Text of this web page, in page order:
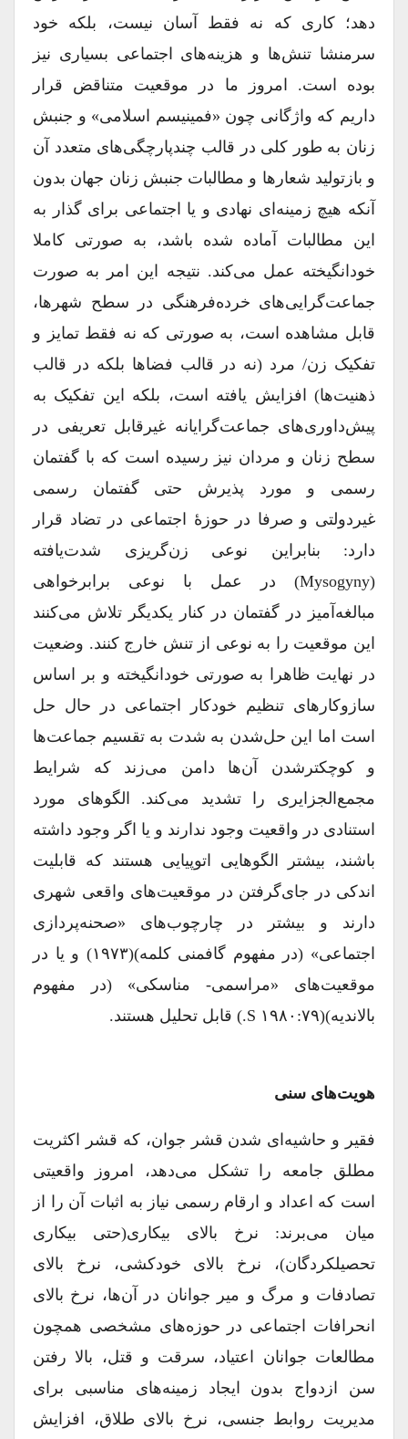
دهد؛ کاری که نه فقط آسان نیست، بلکه خود
سر‌منشا تنش‌ها و هزینه‌های اجتماعی بسیاری نیز
بوده است. امروز ما در موقعیت متناقض قرار
داریم که واژگانی چون «فمینیسم اسلامی» و جنبش
زنان به طور کلی در قالب چند‌پارچگی‌های متعدد آن
و بازتولید شعارها و مطالبات جنبش زنان جهان بدون
آنکه هیچ زمینه‌ای نهادی و یا اجتماعی برای گذار به
این مطالبات آماده شده باشد، به صورتی کاملا
خود‌انگیخته عمل می‌کند. نتیجه این امر به صورت
جماعت‌گرایی‌های خرده‌فرهنگی در سطح شهرها،
قابل مشاهده است، به صورتی که نه فقط تمایز و
تفکیک زن/ مرد (نه در قالب فضا‌ها بلکه در قالب
ذهنیت‌ها) افزایش یافته است، بلکه این تفکیک به
پیش‌داوری‌های جماعت‌گرایانه غیر‌قابل تعریفی در
سطح زنان و مردان نیز رسیده است که با گفتمان
رسمی و مورد پذیرش حتی گفتمان رسمی
غیر‌دولتی و صرفا در حوزۀ اجتماعی در تضاد قرار
دارد: بنابراین نوعی زن‌گریزی شدت‌یافته
(mysogyny) در عمل با نوعی برابر‌خواهی
مبالغه‌آمیز در گفتمان در کنار یکدیگر تلاش می‌کنند
این موقعیت را به نوعی از تنش خارج کنند. وضعیت
در نهایت ظاهرا به صورتی خود‌انگیخته و بر اساس
سازوکارهای تنظیم خودکار اجتماعی در حال حل
است اما این حل‌شدن به شدت به تقسیم جماعت‌ها
و کوچکتر‌شدن آن‌ها دامن می‌زند که شرایط
مجمع‌الجزایری را تشدید می‌کند. الگوهای مورد
استنادی در واقعیت وجود ندارند و یا اگر وجود داشته
باشند، بیشتر الگوهایی اتوپیایی هستند که قابلیت
اندکی در جای‌گرفتن در موقعیت‌های واقعی شهری
دارند و بیشتر در چارچوب‌های «صحنه‌پردازی
اجتماعی» (در مفهوم گافمنی کلمه)(۱۹۷۳) و یا در
موقعیت‌های «مراسمی- مناسکی» (در مفهوم
بالاندیه)(۱۹۸۰:۷۹ S.) قابل تحلیل هستند.
هویت‌های سنی
فقیر و حاشیه‌ای شدن قشر جوان، که قشر اکثریت
مطلق جامعه را تشکل می‌دهد، امروز واقعیتی
است که اعداد و ارقام رسمی نیاز به اثبات آن را از
میان می‌برند: نرخ بالای بیکاری(حتی بیکاری
تحصیلکردگان)، نرخ بالای خودکشی، نرخ بالای
تصادفات و مرگ و میر جوانان در آن‌ها، نرخ بالای
انحرافات اجتماعی در حوزه‌های مشخصی همچون
مطالعات جوانان اعتیاد، سرقت و قتل، بالا رفتن
سن ازدواج بدون ایجاد زمینه‌های مناسبی برای
مدیریت روابط جنسی، نرخ بالای طلاق، افزایش